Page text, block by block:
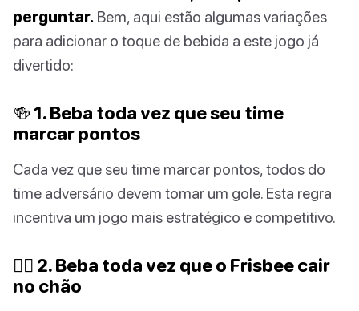
perguntar. Bem, aqui estão algumas variações
para adicionar o toque de bebida a este jogo já
divertido:
🍻 1. Beba toda vez que seu time
marcar pontos
Cada vez que seu time marcar pontos, todos do
time adversário devem tomar um gole. Esta regra
incentiva um jogo mais estratégico e competitivo.
🙅‍♀️ 2. Beba toda vez que o Frisbee cair
no chão